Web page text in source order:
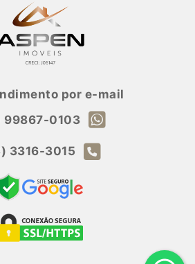
por e-mail
99867-0103
3316-3015